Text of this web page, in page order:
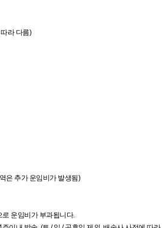
라 다름)
은 추가 운임비가 발생됨)
운임비가 부과됩니다.